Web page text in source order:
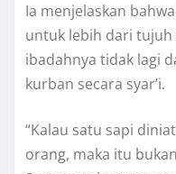
Ia menjelaskan
untuk lebih dari
ibadahnya tidak lagi
kurban secara syar’i.
“Kalau satu sapi
orang, maka itu